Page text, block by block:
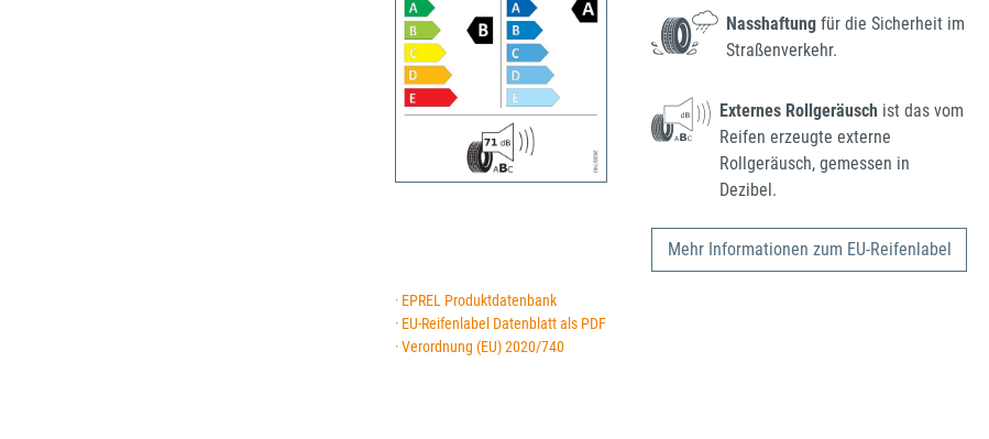
Nasshaftung für die Sicherheit im
Straßenverkehr.
Externes Rollgeräusch ist das vom
Reifen erzeugte externe
Rollgeräusch, gemessen in
Dezibel.
Mehr Informationen zum EU-Reifenlabel
· EPREL Produktdatenbank
· EU-Reifenlabel Datenblatt als PDF
· Verordnung (EU) 2020/740